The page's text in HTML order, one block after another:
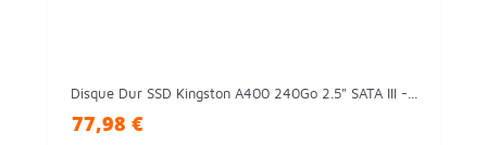
Disque Dur SSD Kingston A400 240Go 2.5" SATA III -...
77,98 €